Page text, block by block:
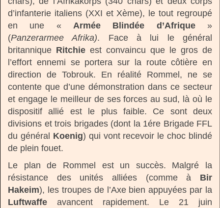
d’infanterie italiens (XXI et Xème), le tout regroupé
en une « Armée Blindée d’Afrique»
(Panzerarmee Afrika). Face à lui le général
britannique Ritchie est convaincu que le gros de
l’effort ennemi se portera sur la route côtière en
direction de Tobrouk. En réalité Rommel, ne se
contente que d’une démonstration dans ce secteur
et engage le meilleur de ses forces au sud, là où le
dispositif allié est le plus faible. Ce sont deux
divisions et trois brigades (dont la 1ére Brigade FFL
du général Koenig) qui vont recevoir le choc blindé
de plein fouet.
Le plan de Rommel est un succès. Malgré la
résistance des unités alliées (comme à Bir
Hakeim), les troupes de l’Axe bien appuyées par la
Luftwaffe avancent rapidement. Le 21 juin